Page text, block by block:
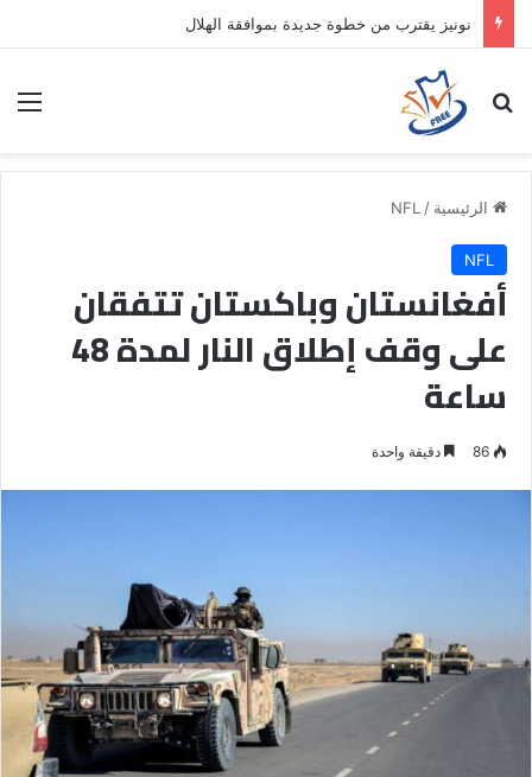
نونيز يقترب من خطوة جديدة بموافقة الهلال
بحث عن
الرئيسية /
NFL
NFL
أفغانستان وباكستان تتفقان
على وقف إطلاق النار لمدة 48
ساعة
86 دقيقة واحدة